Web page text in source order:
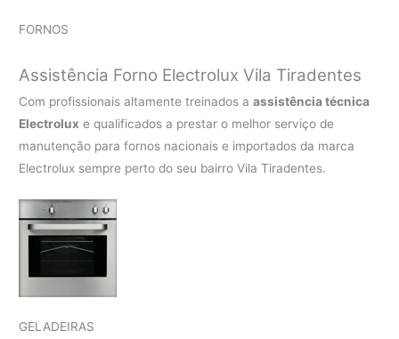
FORNOS
Assistência Forno Electrolux Vila Tiradentes
Com profissionais altamente treinados aassistência técnica
Electrolux e qualificados a prestar o melhor serviço de
manutenção para fornos nacionais e importados da marca
Electrolux sempre perto do seu bairro Vila Tiradentes.
GELADEIRAS